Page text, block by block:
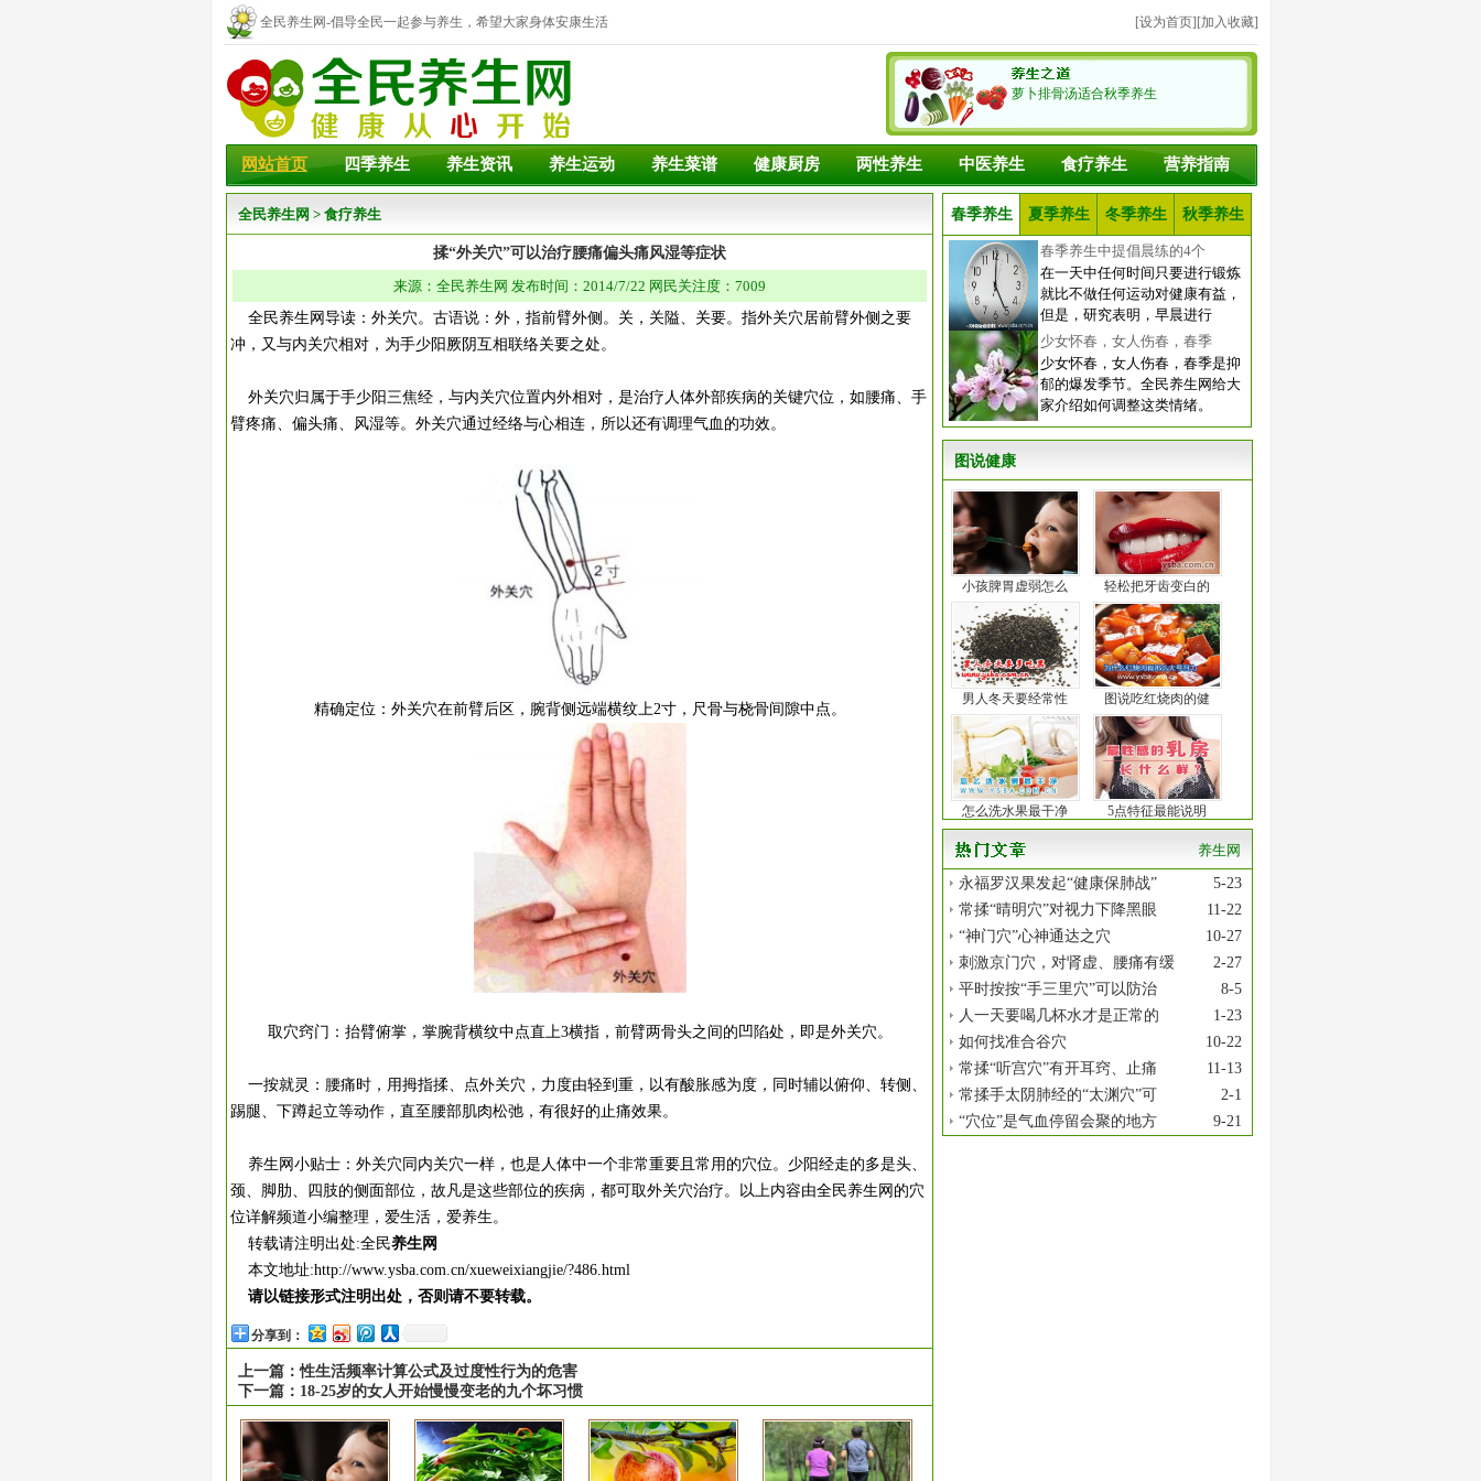
全民养生网-倡导全民一起参与养生，希望大家身体安康生活
幸福！
[设为首页][加入收藏]
萝卜排骨汤适合秋季养生
网站首页 四季养生 养生资讯 养生运动 养生菜谱 健康厨房 两性养生 中医养生 食疗养生 营养指南
全民养生网 > 食疗养生
揉“外关穴”可以治疗腰痛偏头痛风湿等症状
来源：全民养生网 发布时间：2014/7/22 网民关注度：7009
全民养生网导读：外关穴。古语说：外，指前臂外侧。关，关隘、关要。指外关穴居前臂外侧之要
冲，又与内关穴相对，为手少阳厥阴互相联络关要之处。
外关穴归属于手少阳三焦经，与内关穴位置内外相对，是治疗人体外部疾病的关键穴位，如腰痛、手
臂疼痛、偏头痛、风湿等。外关穴通过经络与心相连，所以还有调理气血的功效。
精确定位：外关穴在前臂后区，腕背侧远端横纹上2寸，尺骨与桡骨间隙中点。
取穴窍门：抬臂俯掌，掌腕背横纹中点直上3横指，前臂两骨头之间的凹陷处，即是外关穴。
一按就灵：腰痛时，用拇指揉、点外关穴，力度由轻到重，以有酸胀感为度，同时辅以俯仰、转侧、
踢腿、下蹲起立等动作，直至腰部肌肉松弛，有很好的止痛效果。
养生网小贴士：外关穴同内关穴一样，也是人体中一个非常重要且常用的穴位。少阳经走的多是头、
颈、脚肋、四肢的侧面部位，故凡是这些部位的疾病，都可取外关穴治疗。以上内容由全民养生网的穴
位详解频道小编整理，爱生活，爱养生。
转载请注明出处:全民养生网
本文地址:http://www.ysba.com.cn/xueweixiangjie/?486.html
请以链接形式注明出处，否则请不要转载。
分享到：
上一篇：性生活频率计算公式及过度性行为的危害
下一篇： 18-25岁的女人开始慢慢变老的九个坏习惯
春季养生 夏季养生 冬季养生 秋季养生
春季养生中提倡晨练的4个
在一天中任何时间只要进行锻炼
就比不做任何运动对健康有益，
但是，研究表明，早晨进行
少女怀春，女人伤春，春季
少女怀春，女人伤春，春季是抑
郁的爆发季节。全民养生网给大
家介绍如何调整这类情绪。
图说健康
小孩脾胃虚弱怎么 轻松把牙齿变白的
男人冬天要经常性 图说吃红烧肉的健
怎么洗水果最干净 5点特征最能说明
养生网
5-23
永福罗汉果发起“健康保肺战”
11-22
常揉“晴明穴”对视力下降黑眼
10-27
“神门穴”心神通达之穴
2-27
刺激京门穴，对肾虚、腰痛有缓
8-5
平时按按“手三里穴”可以防治
1-23
人一天要喝几杯水才是正常的
10-22
如何找准合谷穴
11-13
常揉“听宫穴”有开耳窍、止痛
2-1
常揉手太阴肺经的“太渊穴”可
9-21
“穴位”是气血停留会聚的地方